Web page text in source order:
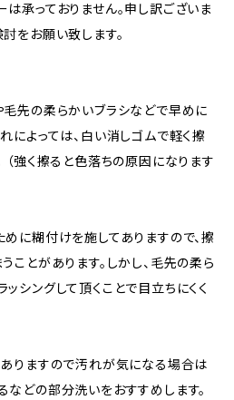
承っておりません。申し訳ございま
をお願い致します。
毛先の柔らかいブラシなどで早めに
によっては、白い消しゴムで軽く擦
（強く擦ると色落ちの原因になります
に糊付けを施してありますので、擦
ことがあります。しかし、毛先の柔ら
シングして頂くことで目立ちにくく
ありますので汚れが気になる場合は
どの部分洗いをおすすめします。